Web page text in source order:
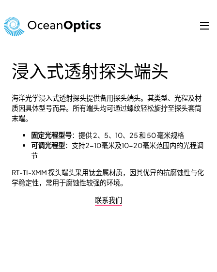
至
内
浸入式透射探头端头
海洋光学浸入式透射探头提供备用探头端头。其类型、光程及材
质因具体型号而异。所有端头均可通过螺纹轻松旋拧至探头套筒
末端。
固定光程型号：提供 2、5、10、25 和 50 毫米规格
可调光程型：支持2-10毫米及10-20毫米范围内的光程调
节
RT-TI-XMM 探头端头采用钛金属材质，因其优异的抗腐蚀性与化
学稳定性，常用于腐蚀性较强的环境。
联系我们